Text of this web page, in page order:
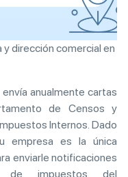
dirección comercial en
anualmente cartas
de Censos y
Internos. Dado
empresa es la única
enviarle notificaciones
de impuestos del